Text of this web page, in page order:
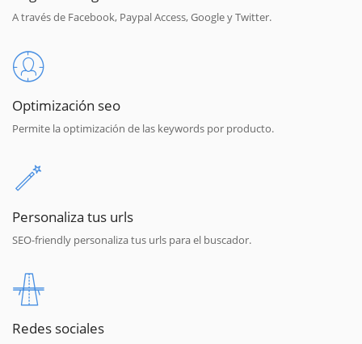
A través de Facebook, Paypal Access, Google y Twitter.
Optimización seo
Permite la optimización de las keywords por producto.
Personaliza tus urls
SEO-friendly personaliza tus urls para el buscador.
Redes sociales